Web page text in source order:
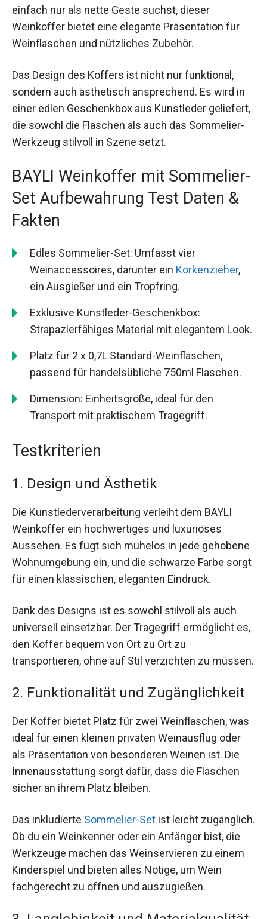
einfach nur als nette Geste suchst, dieser
Weinkoffer bietet eine elegante Präsentation für
Weinflaschen und nützliches Zubehör.
Das Design des Koffers ist nicht nur funktional,
sondern auch ästhetisch ansprechend. Es wird in
einer edlen Geschenkbox aus Kunstleder geliefert,
die sowohl die Flaschen als auch das Sommelier-
Werkzeug stilvoll in Szene setzt.
BAYLI Weinkoffer mit Sommelier-
Set Aufbewahrung Test Daten &
Fakten
Edles Sommelier-Set: Umfasst vier
Weinaccessoires, darunter ein Korkenzieher,
ein Ausgießer und ein Tropfring.
Exklusive Kunstleder-Geschenkbox:
Strapazierfähiges Material mit elegantem Look.
Platz für 2 x 0,7L Standard-Weinflaschen,
passend für handelsübliche 750ml Flaschen.
Dimension: Einheitsgröße, ideal für den
Transport mit praktischem Tragegriff.
Testkriterien
1. Design und Ästhetik
Die Kunstlederverarbeitung verleiht dem BAYLI
Weinkoffer ein hochwertiges und luxuriöses
Aussehen. Es fügt sich mühelos in jede gehobene
Wohnumgebung ein, und die schwarze Farbe sorgt
für einen klassischen, eleganten Eindruck.
Dank des Designs ist es sowohl stilvoll als auch
universell einsetzbar. Der Tragegriff ermöglicht es,
den Koffer bequem von Ort zu Ort zu
transportieren, ohne auf Stil verzichten zu müssen.
2. Funktionalität und Zugänglichkeit
Der Koffer bietet Platz für zwei Weinflaschen, was
ideal für einen kleinen privaten Weinausflug oder
als Präsentation von besonderen Weinen ist. Die
Innenausstattung sorgt dafür, dass die Flaschen
sicher an ihrem Platz bleiben.
Das inkludierte Sommelier-Set ist leicht zugänglich.
Ob du ein Weinkenner oder ein Anfänger bist, die
Werkzeuge machen das Weinservieren zu einem
Kinderspiel und bieten alles Nötige, um Wein
fachgerecht zu öffnen und auszugießen.